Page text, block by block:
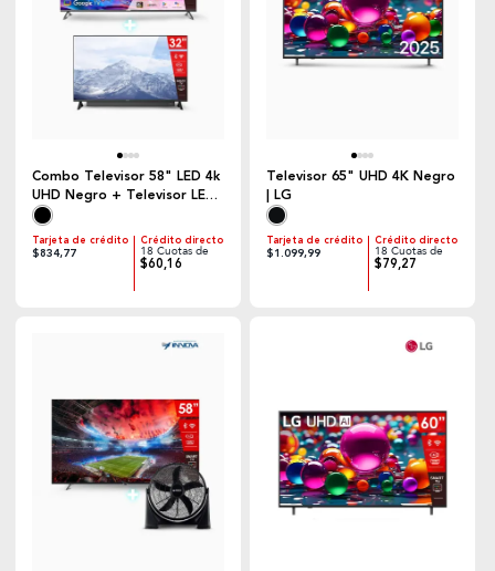
Combo Televisor 58" LED 4k
UHD Negro + Televisor LED
32" HD Negro | Hyundai
Tarjeta de crédito
$834,77
Crédito directo
18 Cuotas de
$60,16
Televisor 65" UHD 4K Negro
| LG
Tarjeta de crédito
$1.099,99
Crédito directo
18 Cuotas de
$79,27